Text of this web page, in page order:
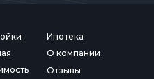
Отзывы
Ипотека
О компании